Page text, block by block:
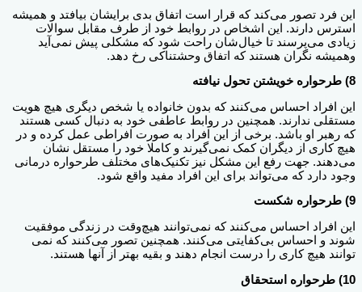
این فرد تصور می‌کند که قرار است اتفاق بدی برایشان بیافتد و همیشه
استرس دارند. این اشخاص در روابط خود از طرف مقابل سوالات
زیادی می‌پرسند تا خیال‌شان راحت شود که مشکلی پیش نمی‌آید
وهمیشه نگران هستند که اتفاق وحشتناکی رخ دهد.
8) طرحواره خویشتن تحول نیافته
این افراد احساس می‌کنند که بدون خانواده یا شخص دیگری هیچ هویت
مستقلی ندارند. همچنین در روابط عاطفی خود به دنبال کسی هستند
که رهبر او باشد. برخی از این افراد به صورت افراطی عمل کرده و در
هیچ کاری از دیگران کمک نمی‌گیرند و کاملا خود را مستقل نشان
می‌دهند. جهت رفع این مشکل نیز تکنیک‌های مختلف طرحواره درمانی
وجود دارد که می‌تواند برای این افراد مفید واقع شود.
9) طرحواره شکست
این افراد احساس می‌کنند که نمی‌توانند هیچ‌وقت در زندگی موفقیت
شوند و احساس بی‌کفایتی می‌کنند. همچنین تصور می‌کنند که نمی
توانند هیچ کاری را درست انجام دهند و بقیه بهتر از آنها هستند.
10) طرحواره استحقاق